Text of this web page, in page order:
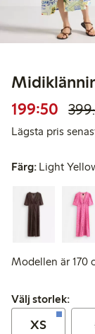
199:50
Lägsta pris
Färg: Light
Modellen är 170
Välj storlek:
Välj storlek:
XS